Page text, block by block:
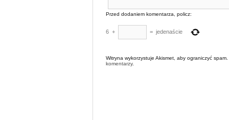
Przed dodaniem komentarza, policz:
6 + = jedenaście
Witryna wykorzystuje Akismet, aby ograniczyć spam.
komentarzy.